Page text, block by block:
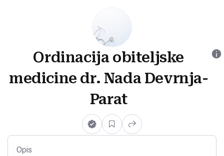
Ordinacija obiteljske
medicine dr. Nada Devrnja-
Parat
Opis